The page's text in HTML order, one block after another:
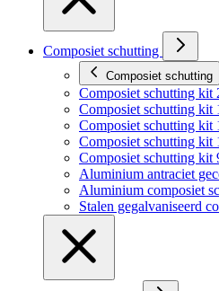
Composiet schutting
Composiet schutting
Composiet schutting kit
Composiet schutting kit
Composiet schutting kit
Composiet schutting kit
Composiet schutting kit
Aluminium antraciet
Aluminium composiet
Stalen gegalvaniseerd